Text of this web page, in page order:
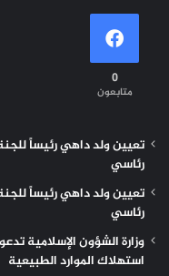
0
متابعون
تعيين ولد داهي رئيساً
رئاسي
تعيين ولد داهي رئيساً
رئاسي
وزارة الشؤون الإسلامية
استهلاك الموارد الطبيعية